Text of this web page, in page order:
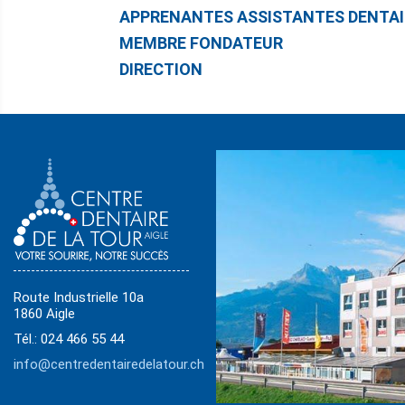
APPRENANTES ASSISTANTES
MEMBRE FONDATEUR
DIRECTION
Route Industrielle 10a
1860 Aigle
Tél.: 024 466 55 44
info@centredentairedelatour.ch